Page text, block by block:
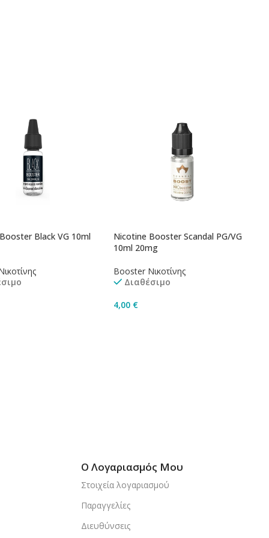
Black VG 10ml
Nicotine Booster Scandal PG/VG
10ml 20mg
Booster Νικοτίνης
Διαθέσιμο
4,00 €
Ο Λογαριασμός Μου
Στοιχεία λογαριασμού
Παραγγελίες
Διευθύνσεις